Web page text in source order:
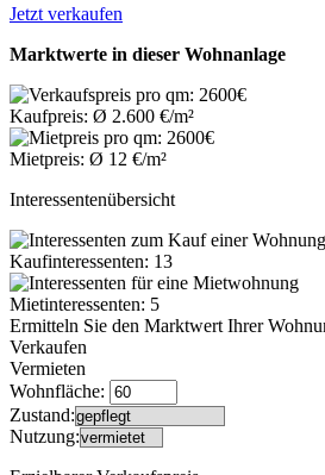
Jetzt verkaufen
Marktwerte in dieser Wohnanlage
Kaufpreis: Ø 2.600 €/m²
Mietpreis: Ø 12 €/m²
Interessentenübersicht
Kaufinteressenten: 13
Mietinteressenten: 5
Ermitteln Sie den Marktwert Ihrer
Verkaufen
Vermieten
Wohnfläche:
Zustand:
Nutzung: